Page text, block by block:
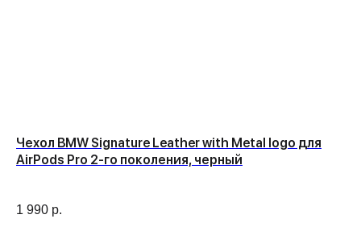
Чехол BMW Signature Leather with Metal logo для
AirPods Pro 2-го поколения, черный
1 990 р.